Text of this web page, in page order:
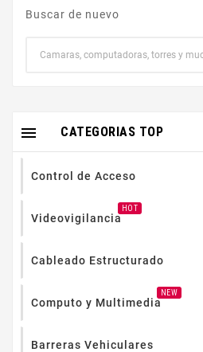
Buscar de nuevo
CATEGORIAS TOP

Control de Acceso
Videovigilancia
HOT
Cableado Estructurado
Computo y Multimedia
NEW
Barreras Vehiculares